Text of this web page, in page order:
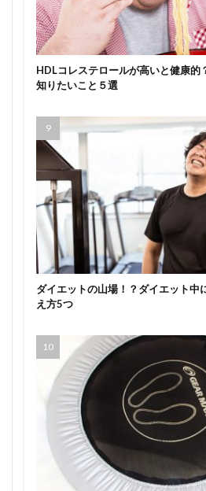
HDLコレステロールが高いと健康的
知りたいこと５選
ダイエットの山場！？ダイエット中
え方5つ